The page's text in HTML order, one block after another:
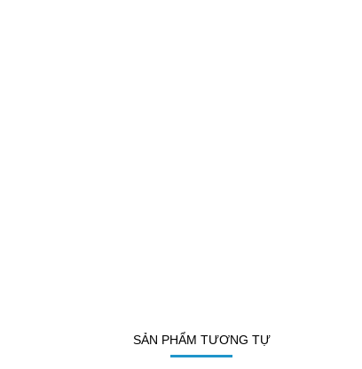
SẢN PHẨM TƯƠNG TỰ